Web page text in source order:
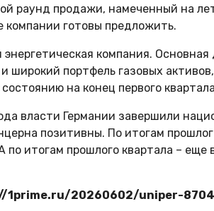
раунд продажи, намеченный на
компании готовы предложить.
энергетическая компания.
широкий портфель газовых
на конец первого
власти Германии завершили
позитивны. По итогам
по итогам прошлого квартала –
1prime.ru/20260602/uniper-